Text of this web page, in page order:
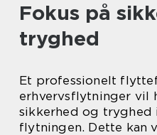
Fokus på
tryghed
Et professionelt
erhvervsflytninger vil
sikkerhed og tryghed
flytningen. Dette kan